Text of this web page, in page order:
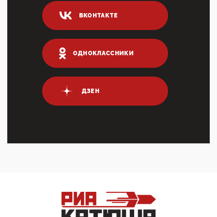
ИНН для переводов по СБП это первый шаг из
логических двухЗаполнение ИНН при любых
переводах по ...
03:35, 10 Апреля 2026
Суммарное вознаграждение менеджменту в 15
крупных банках по итогам 2025 года превысило 63
млрд руб. ...
03:01, 10 Апреля 2026
Террорист и убийца Буданов вальяжно сообщил,
что союзники просили Киев не наносить удары по
энергети...
Госуслугах уме...
12:01, 10 Апреля 2026
ВКОНТАКТЕ
ОДНОКЛАССНИКИ
ДЗЕН